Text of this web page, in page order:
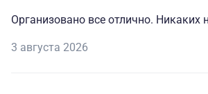
Организовано все отлично. Никаких
3 августа 2026